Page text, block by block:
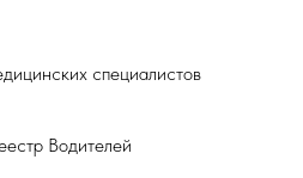
специалистов
Водителей